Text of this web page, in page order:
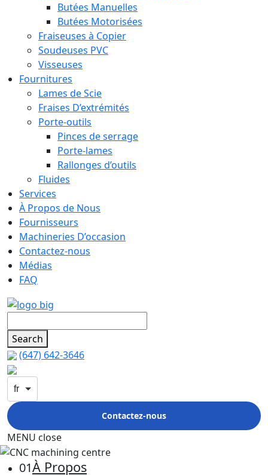
Butées Manuelles
Butées Motorisées
Fraiseuses à Copier
Soudeuses PVC
Visseuses
Fournitures
Lames de Scie
Fraises D’extrémités
Porte-outils
Pinces de serrage
Porte-lames
Rallonges d’outils
Fluides
Services
À Propos de Nous
Fournisseurs
Machineries D’occasion
Contactez-nous
Médias
FAQ
Search
(647) 642-3646
fr
Contactez-nous
MENU close
01À Propos